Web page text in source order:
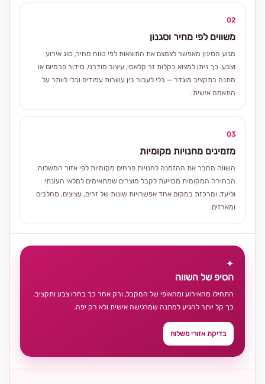
02
משווים לפי מחיר וסגנון
מנוע הסינון מאפשר לצמצם את התוצאות לפי טווח מחיר, סוג אירוע
וצבע. כך ניתן למצוא בקלות זר קלאסי, עיצוב מודרני, סידור פרמיום או
מתנה בתקציב מוגדר — בלי לעבור בין עשרות עמודים ובלי לוותר על
התאמה אישית.
03
מזמינים מחנויות מקומיות
השווה מחבר את ההזמנה לחנויות פרחים מקומיות לפי אזור המשלוח.
הבחירה המקומית מסייעת לקבל מוצרים שמתאימים למלאי העונתי
וליעד, ומרכזת במקום אחד אפשרויות שונות של זרים, עציצים, סחלבים
ומארזים.
✦
הטיפ של השווה
התחילו מהאירוע ומהאופי של המקבל, ורק אחר כך בחרו צבע ותקציב.
כך קל יותר להגיע למתנה שמרגישה אישית ולא רק יפה.
בדיקת אזורי משלוח